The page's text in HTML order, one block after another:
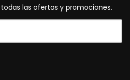
las ofertas y promociones.